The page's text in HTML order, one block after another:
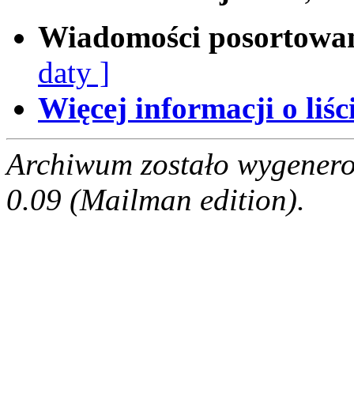
Wiadomości
daty ]
Więcej informacji o
Archiwum zostało
0.09 (Mailman edition).